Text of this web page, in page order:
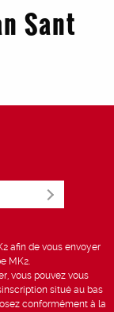
Sant
afin de vous envoyer
MK2.
vous pouvez vous
situé au bas
conformément à la